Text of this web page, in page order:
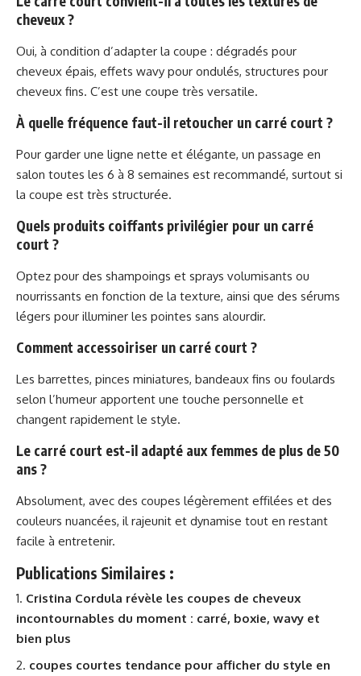
cheveux ?
Oui, à condition d’adapter la coupe : dégradés pour
cheveux épais, effets wavy pour ondulés, structures pour
cheveux fins. C’est une coupe très versatile.
À quelle fréquence faut-il retoucher un carré court ?
Pour garder une ligne nette et élégante, un passage en
salon toutes les 6 à 8 semaines est recommandé, surtout si
la coupe est très structurée.
Quels produits coiffants privilégier pour un carré
court ?
Optez pour des shampoings et sprays volumisants ou
nourrissants en fonction de la texture, ainsi que des sérums
légers pour illuminer les pointes sans alourdir.
Comment accessoiriser un carré court ?
Les barrettes, pinces miniatures, bandeaux fins ou foulards
selon l’humeur apportent une touche personnelle et
changent rapidement le style.
Le carré court est-il adapté aux femmes de plus de 50
ans ?
Absolument, avec des coupes légèrement effilées et des
couleurs nuancées, il rajeunit et dynamise tout en restant
facile à entretenir.
Publications Similaires :
Cristina Cordula révèle les coupes de cheveux
incontournables du moment : carré, boxie, wavy et
bien plus
coupes courtes tendance pour afficher du style en